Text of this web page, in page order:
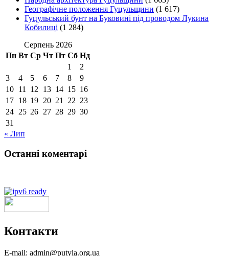
Географічне положення Гуцульщини (1 617)
Гуцульський бунт на Буковині під проводом Лукина
Кобилиці (1 284)
Серпень 2026
Пн Вт Ср Чт Пт Сб Нд
1
2
3
4 5 6 7 8
9
10 11 12 13 14 15 16
17 18 19 20 21 22 23
24 25 26 27 28 29 30
31
« Лип
Останні коментарі
Контакти
E-mail: admin@putyla.org.ua